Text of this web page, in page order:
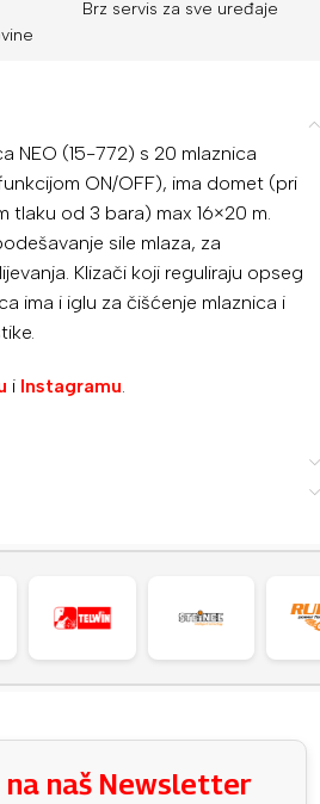
Brz servis za sve uređaje
NEO (15-772) s 20 mlaznica
ON/OFF), ima domet (pri
od 3 bara) max 16×20 m.
sile mlaza, za
Klizači koji reguliraju opseg
ima i iglu za čišćenje mlaznica i
i Instagramu.
na naš Newsletter